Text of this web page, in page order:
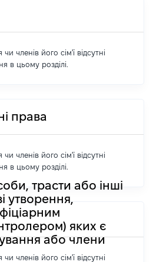
членів його сім'ї відсутні
в цьому розділі.
права
членів його сім'ї відсутні
в цьому розділі.
трасти або інші
утворення,
яких є
або члени
членів його сім'ї відсутні